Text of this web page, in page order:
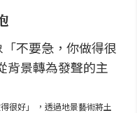
很好」 ，透過地景藝術將土